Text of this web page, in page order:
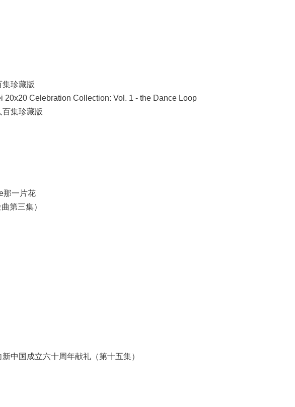
珍藏版
20x20 Celebration Collection: Vol. 1 - the Dance Loop
集珍藏版
那一片花
第三集）
中国成立六十周年献礼（第十五集）